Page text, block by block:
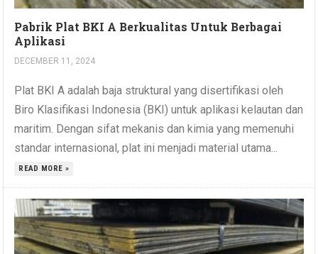
Pabrik Plat BKI A Berkualitas Untuk Berbagai
Aplikasi
DECEMBER 11, 2024
Plat BKI A adalah baja struktural yang disertifikasi oleh
Biro Klasifikasi Indonesia (BKI) untuk aplikasi kelautan dan
maritim. Dengan sifat mekanis dan kimia yang memenuhi
standar internasional, plat ini menjadi material utama...
READ MORE »